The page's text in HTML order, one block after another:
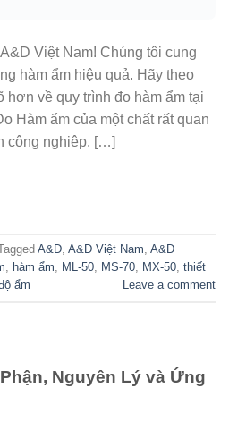
Việt Nam! Chúng tôi cung
hàm ẩm hiệu quả. Hãy theo
hơn về quy trình đo hàm ẩm tại
Hàm ẩm của một chất rất quan
công nghiệp. […]
A&D, A&D Việt Nam, A&D
, hàm ẩm, ML-50, MS-70, MX-50, thiết
ẩm Leave a comment
Nguyên Lý và Ứng